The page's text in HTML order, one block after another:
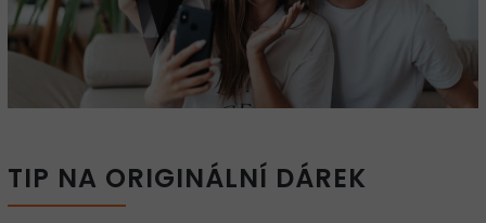
TIP NA ORIGINÁLNÍ DÁREK